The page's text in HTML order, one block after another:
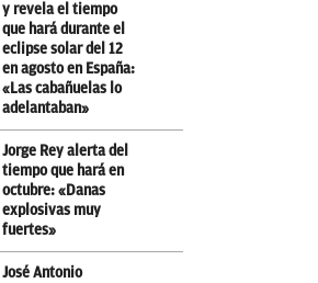
y revela el tiempo
que hará durante el
eclipse solar del 12
en agosto en España:
«Las cabañuelas lo
adelantaban»
Jorge Rey alerta del
tiempo que hará en
octubre: «Danas
explosivas muy
fuertes»
José Antonio